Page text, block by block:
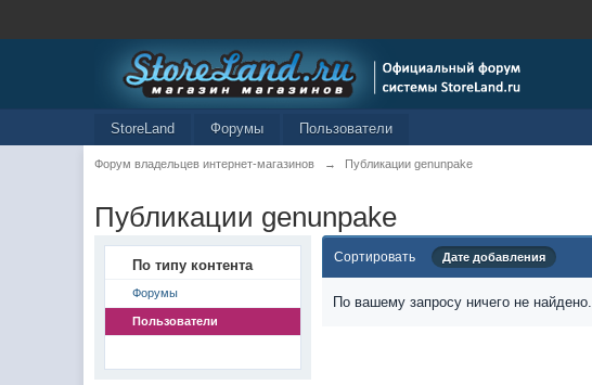
StoreLand Форумы Пользователи
Форум владельцев интернет-магазинов → Публикации genunpake
Публикации genunpake
По типу контента
Форумы
Пользователи
Сортировать Дате добавления
По вашему запросу ничего не найдено.